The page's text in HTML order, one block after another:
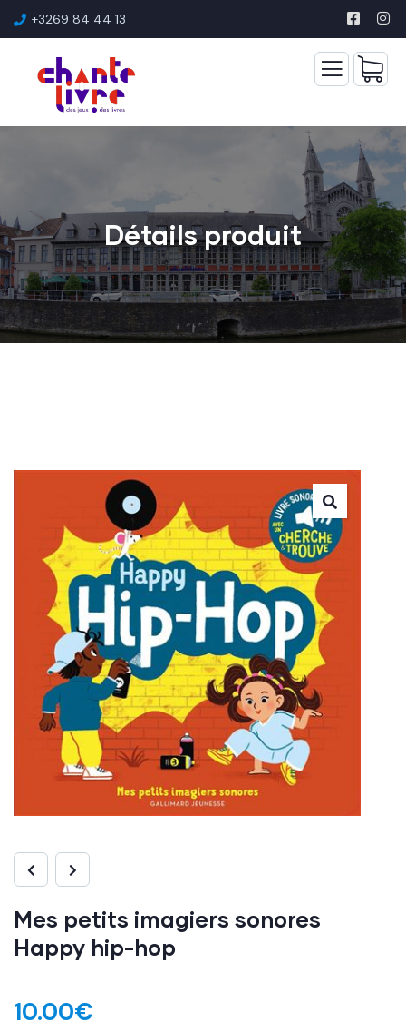
+3269 84 44 13
Détails produit
Mes petits imagiers sonores
Happy hip-hop
10.00€